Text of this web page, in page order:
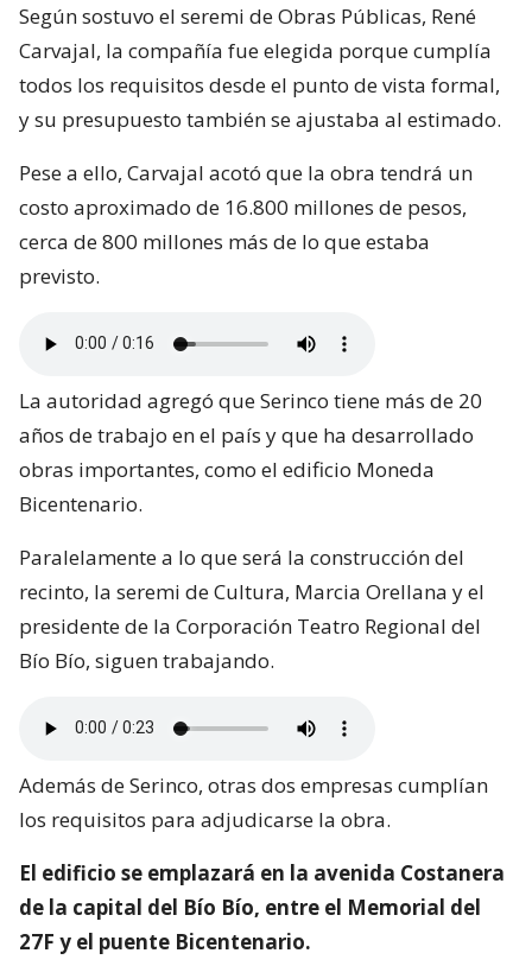
Según sostuvo el seremi de Obras Públicas, René
Carvajal, la compañía fue elegida porque cumplía
todos los requisitos desde el punto de vista formal,
y su presupuesto también se ajustaba al estimado.
Pese a ello, Carvajal acotó que la obra tendrá un
costo aproximado de 16.800 millones de pesos,
cerca de 800 millones más de lo que estaba
previsto.
La autoridad agregó que Serinco tiene más de 20
años de trabajo en el país y que ha desarrollado
obras importantes, como el edificio Moneda
Bicentenario.
Paralelamente a lo que será la construcción del
recinto, la seremi de Cultura, Marcia Orellana y el
presidente de la Corporación Teatro Regional del
Bío Bío, siguen trabajando.
Además de Serinco, otras dos empresas cumplían
los requisitos para adjudicarse la obra.
El edificio se emplazará en la avenida Costanera
de la capital del Bío Bío, entre el Memorial del
27F y el puente Bicentenario.